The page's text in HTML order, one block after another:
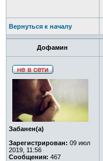
Вернуться к началу
Дофамин
Забанен(а)
Зарегистрирован: 09 июл
2019, 11:56
Сообщения: 467